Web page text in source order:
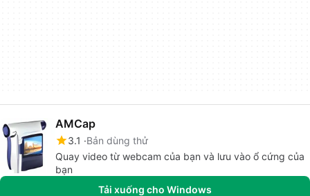
AMCap
3.1
Bản dùng thử
Quay video từ webcam của bạn và lưu vào ổ cứng của
bạn
Tải xuống cho Windows